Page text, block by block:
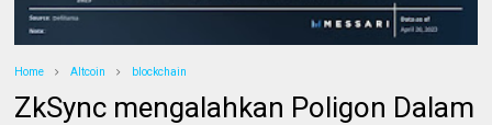
Home Altcoin blockchain
ZkSync mengalahkan Poligon Dalam